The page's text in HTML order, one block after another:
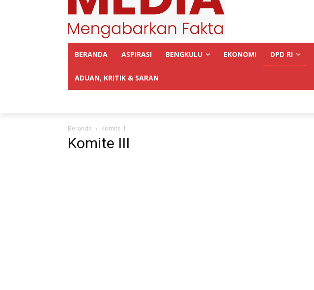
BERANDA ASPIRASI BENGKULU EKONOMI DPD RI
ADUAN, KRITIK & SARAN
Beranda Komite III
Komite III